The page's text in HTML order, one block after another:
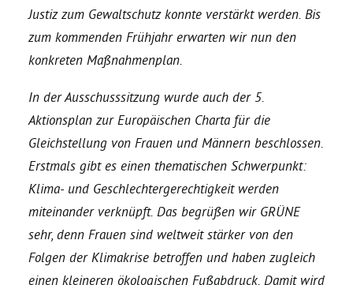
Aktiv werden
Termine
Arbeitsgruppen
Mitglied werden
Engagement-Sprechstunde
Justiz zum Gewaltschutz konnte verstärkt werden. Bis
zum kommenden Frühjahr erwarten wir nun den
konkreten Maßnahmenplan.
In der Ausschusssitzung wurde auch der 5.
Aktionsplan zur Europäischen Charta für die
Gleichstellung von Frauen und Männern beschlossen.
Erstmals gibt es einen thematischen Schwerpunkt:
Klima- und Geschlechtergerechtigkeit werden
miteinander verknüpft. Das begrüßen wir GRÜNE
sehr, denn Frauen sind weltweit stärker von den
Folgen der Klimakrise betroffen und haben zugleich
einen kleineren ökologischen Fußabdruck. Damit wird